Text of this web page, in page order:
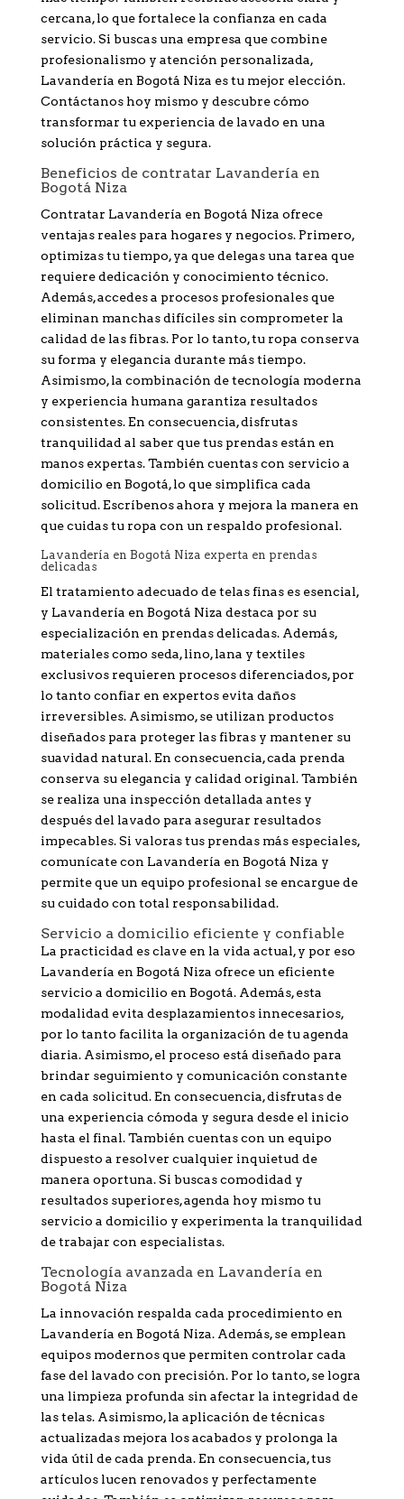
cercana, lo que fortalece la confianza en cada
servicio. Si buscas una empresa que combine
profesionalismo y atención personalizada,
Lavandería en Bogotá Niza es tu mejor elección.
Contáctanos hoy mismo y descubre cómo
transformar tu experiencia de lavado en una
solución práctica y segura.
Beneficios de contratar Lavandería en
Bogotá Niza
Contratar Lavandería en Bogotá Niza ofrece
ventajas reales para hogares y negocios. Primero,
optimizas tu tiempo, ya que delegas una tarea que
requiere dedicación y conocimiento técnico.
Además, accedes a procesos profesionales que
eliminan manchas difíciles sin comprometer la
calidad de las fibras. Por lo tanto, tu ropa conserva
su forma y elegancia durante más tiempo.
Asimismo, la combinación de tecnología moderna
y experiencia humana garantiza resultados
consistentes. En consecuencia, disfrutas
tranquilidad al saber que tus prendas están en
manos expertas. También cuentas con servicio a
domicilio en Bogotá, lo que simplifica cada
solicitud. Escríbenos ahora y mejora la manera en
que cuidas tu ropa con un respaldo profesional.
Lavandería en Bogotá Niza experta en prendas
delicadas
El tratamiento adecuado de telas finas es esencial,
y Lavandería en Bogotá Niza destaca por su
especialización en prendas delicadas. Además,
materiales como seda, lino, lana y textiles
exclusivos requieren procesos diferenciados, por
lo tanto confiar en expertos evita daños
irreversibles. Asimismo, se utilizan productos
diseñados para proteger las fibras y mantener su
suavidad natural. En consecuencia, cada prenda
conserva su elegancia y calidad original. También
se realiza una inspección detallada antes y
después del lavado para asegurar resultados
impecables. Si valoras tus prendas más especiales,
comunícate con Lavandería en Bogotá Niza y
permite que un equipo profesional se encargue de
su cuidado con total responsabilidad.
Servicio a domicilio eficiente y confiable
La practicidad es clave en la vida actual, y por eso
Lavandería en Bogotá Niza ofrece un eficiente
servicio a domicilio en Bogotá. Además, esta
modalidad evita desplazamientos innecesarios,
por lo tanto facilita la organización de tu agenda
diaria. Asimismo, el proceso está diseñado para
brindar seguimiento y comunicación constante
en cada solicitud. En consecuencia, disfrutas de
una experiencia cómoda y segura desde el inicio
hasta el final. También cuentas con un equipo
dispuesto a resolver cualquier inquietud de
manera oportuna. Si buscas comodidad y
resultados superiores, agenda hoy mismo tu
servicio a domicilio y experimenta la tranquilidad
de trabajar con especialistas.
Tecnología avanzada en Lavandería en
Bogotá Niza
La innovación respalda cada procedimiento en
Lavandería en Bogotá Niza. Además, se emplean
equipos modernos que permiten controlar cada
fase del lavado con precisión. Por lo tanto, se logra
una limpieza profunda sin afectar la integridad de
las telas. Asimismo, la aplicación de técnicas
actualizadas mejora los acabados y prolonga la
vida útil de cada prenda. En consecuencia, tus
artículos lucen renovados y perfectamente